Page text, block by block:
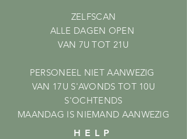
ZELFSCAN
ALLE DAGEN OPEN
VAN 7U TOT 21U
PERSONEEL NIET AANWEZIG
VAN 17U S'AVONDS TOT 10U
S'OCHTENDS
MAANDAG IS NIEMAND AANWEZIG
HELP